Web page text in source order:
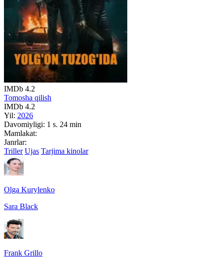
IMDb 4.2
Tomosha qilish
IMDb 4.2
Yil: 2026
Davomiyligi: 1 s. 24 min
Mamlakat:
Janrlar:
Triller Ujas Tarjima kinolar
Olga Kurylenko
Sara Black
Frank Grillo